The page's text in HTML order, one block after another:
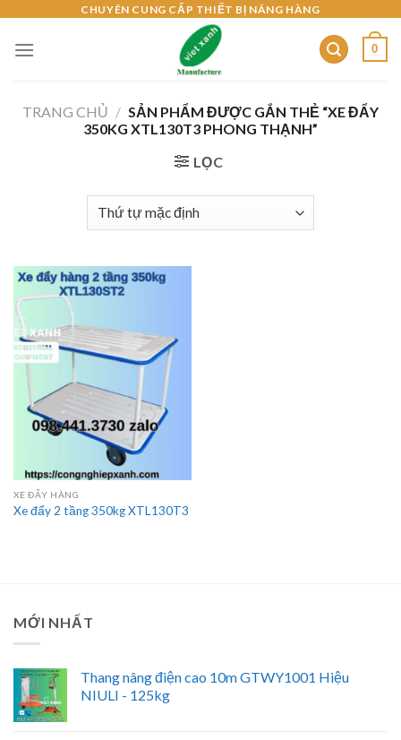
content
CHUYÊN CUNG CẤP THIẾT BỊ NÂNG HÀNG
0
TRANG CHỦ / SẢN PHẨM ĐƯỢC GẮN THẺ “XE ĐẨY
350KG XTL130T3 PHONG THẠNH”
LỌC
XE ĐẨY HÀNG
Xe đẩy 2 tầng 350kg XTL130T3
MỚI NHẤT
Thang nâng điện cao 10m GTWY1001 Hiệu
NIULI - 125kg